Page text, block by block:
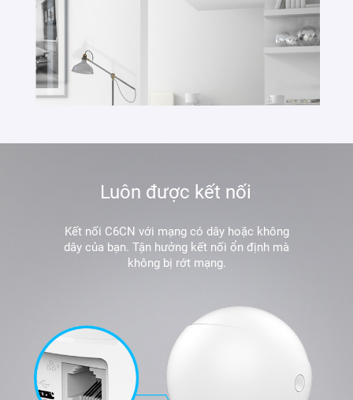
Luôn được kết nối
Kết nối C6CN với mạng có dây hoặc không
dây của bạn. Tận hưởng kết nối ổn định mà
không bị rớt mạng.